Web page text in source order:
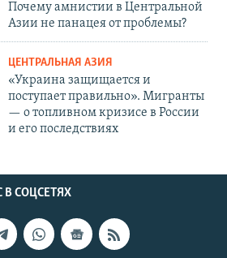
Почему амнистии в Центральной
Азии не панацея от проблемы?
ЦЕНТРАЛЬНАЯ АЗИЯ
«Украина защищается и
поступает правильно». Мигранты
— о топливном кризисе в России
и его последствиях
СОЦСЕТЯХ